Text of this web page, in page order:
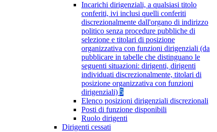
Incarichi dirigenziali, a qualsiasi titolo
conferiti, ivi inclusi quelli conferiti
discrezionalmente dall'organo di indirizzo
politico senza procedure pubbliche di
selezione e titolari di posizione
organizzativa con funzioni dirigenziali (da
pubblicare in tabelle che distinguano le
seguenti situazioni: dirigenti, dirigenti
individuati discrezionalmente, titolari di
posizione organizzativa con funzioni
dirigenziali) 5
Elenco posizioni dirigenziali discrezionali
Posti di funzione disponibili
Ruolo dirigenti
Dirigenti cessati